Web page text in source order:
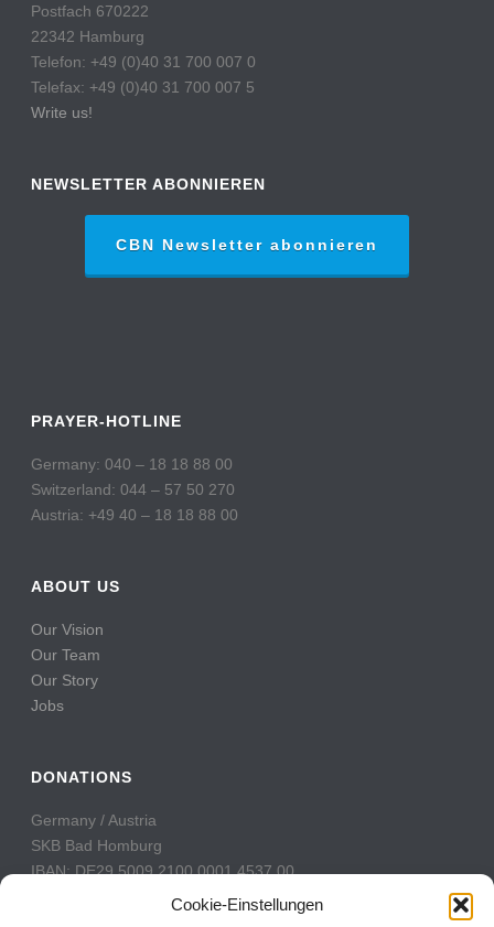
Cookie-Einstellungen
Postfach 670222
22342 Hamburg
Telefon: +49 (0)40 31 700 007 0
Telefax: +49 (0)40 31 700 007 5
Write us!
NEWSLETTER ABONNIEREN
CBN Newsletter abonnieren
PRAYER-HOTLINE
Germany: 040 – 18 18 88 00
Switzerland: 044 – 57 50 270
Austria: +49 40 – 18 18 88 00
ABOUT US
Our Vision
Our Team
Our Story
Jobs
DONATIONS
Germany / Austria
SKB Bad Homburg
IBAN: DE29 5009 2100 0001 4537 00
BIC: GENODE51BH2